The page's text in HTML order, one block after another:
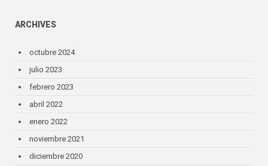
ARCHIVES
octubre 2024
julio 2023
febrero 2023
abril 2022
enero 2022
noviembre 2021
diciembre 2020